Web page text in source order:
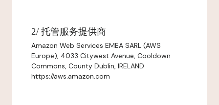
2/ 托管服务提供商
Amazon Web Services EMEA SARL (AWS
Europe), 4033 Citywest Avenue, Cooldown
Commons, County Dublin, IRELAND
https://aws.amazon.com